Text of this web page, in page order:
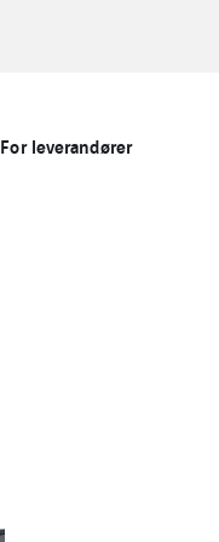
For leverandører